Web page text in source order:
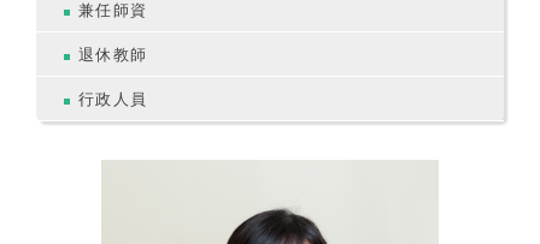
兼任師資
退休教師
行政人員